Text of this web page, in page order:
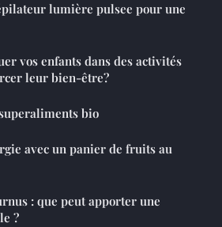
lumière pulsee pour une
vos enfants dans des activités
leur bien-être?
bio
avec un panier de fruits au
: que peut apporter une
?